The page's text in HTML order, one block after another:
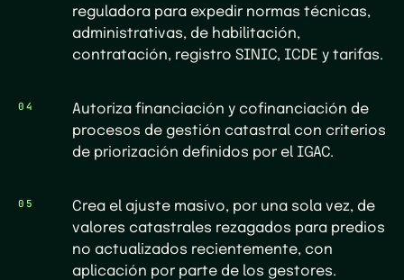
reguladora para expedir normas técnicas,
administrativas, de habilitación,
contratación, registro SINIC, ICDE y tarifas.
04
Autoriza financiación y cofinanciación de
procesos de gestión catastral con criterios
de priorización definidos por el IGAC.
05
Crea el ajuste masivo, por una sola vez, de
valores catastrales rezagados para predios
no actualizados recientemente, con
aplicación por parte de los gestores.